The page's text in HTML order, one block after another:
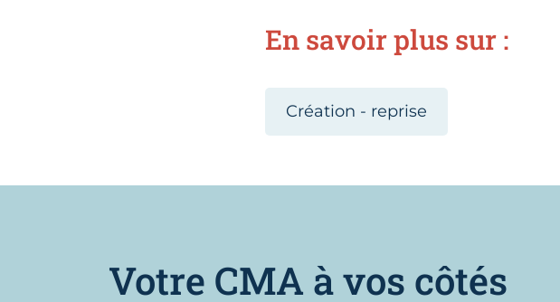
En savoir plus sur :
Création - reprise
Votre CMA à vos côtés